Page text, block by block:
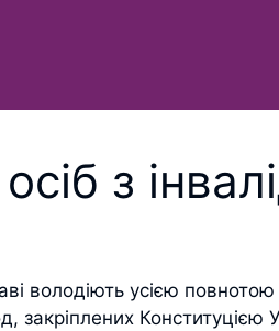
з
володіють усією
закріплених Конституцією